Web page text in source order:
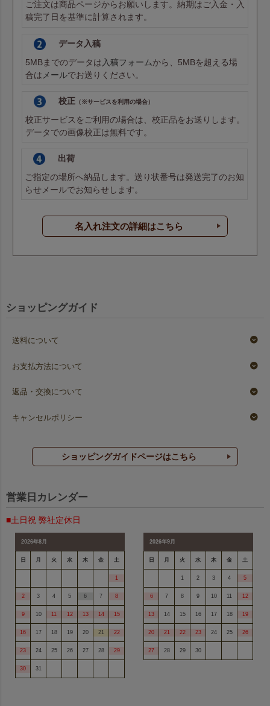
ご注文は商品ページからお願いします。納期はご入金・入
稿完了日を基準に計算されます。
データ入稿
5MBまでのデータは 入稿フォームから、5MBを超える場
合は メールでお送りください。
校正 （※サービスを利用の場合）
校正サービスをご利用の場合は、校正品をお送りします。
データでの画像校正は無料です。
出荷
ご指定の場所へ納品します。送り状番号は発送完了のお知
らせメールでお知らせします。
名入れ注文の詳細はこちら
ショッピングガイド
送料について
お支払方法について
返品・交換について
キャンセルポリシー
ショッピングガイドページはこちら
営業日カレンダー
■土日祝 弊社定休日
2026年8月
日 月 火 水 木 金 土
1
2 3 4 5 6 7 8
9 10 11 12 13 14 15
16 17 18 19 20 21 22
23 24 25 26 27 28 29
30 31
2026年9月
日 月 火 水 木 金 土
1 2 3 4 5
6 7 8 9 10 11 12
13 14 15 16 17 18 19
20 21 22 23 24 25 26
27 28 29 30